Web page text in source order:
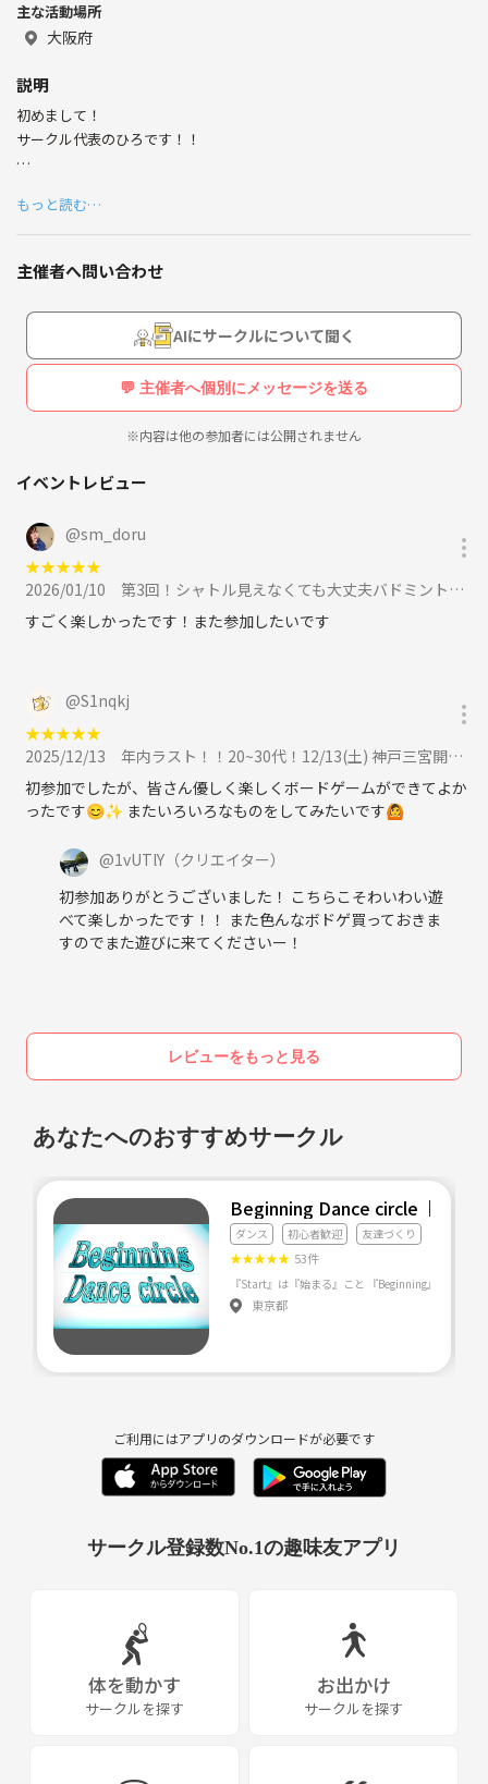
主な活動場所
大阪府
説明
初めまして！
サークル代表のひろです！！
作りました。
いろんな人と出会うことで知らない世界をみんなで共有していけたら嬉
しいと思っています！
興味があるイベントがあればぜひご参加お願いします！！
もっと読む…
主催者へ問い合わせ
AIにサークルについて聞く
💬 主催者へ個別にメッセージを送る
※内容は他の参加者には公開されません
イベントレビュー
@sm_doru
★★★★★
2026/01/10
第3回！シャトル見えなくても大丈夫バドミントン🏸に参加
すごく楽しかったです！また参加したいです
@S1nqkj
★★★★★
2025/12/13
年内ラスト！！20~30代！12/13(土) 神戸三宮開催！初心者向けボードゲーム会！に参加
初参加でしたが、皆さん優しく楽しくボードゲームができてよか
ったです😊✨ またいろいろなものをしてみたいです🙆
@1vUTlY （クリエイター）
初参加ありがとうございました！ こちらこそわいわい遊
べて楽しかったです！！ また色んなボドゲ買っておきま
すのでまた遊びに来てくださいー！
レビューをもっと見る
あなたへのおすすめサークル
Beginning Dance circle【大人
ダンス 初心者歓迎 友達づくり
★★★★★ 53件
東京都
ご利用にはアプリのダウンロードが必要です
サークル登録数No.1の趣味友アプリ
体を動かす
サークルを探す
お出かけ
サークルを探す